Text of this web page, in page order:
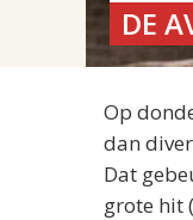
DE
Op
dan
Dat
grote hit